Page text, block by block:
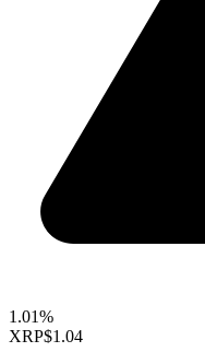
1.01%
XRP$1.04